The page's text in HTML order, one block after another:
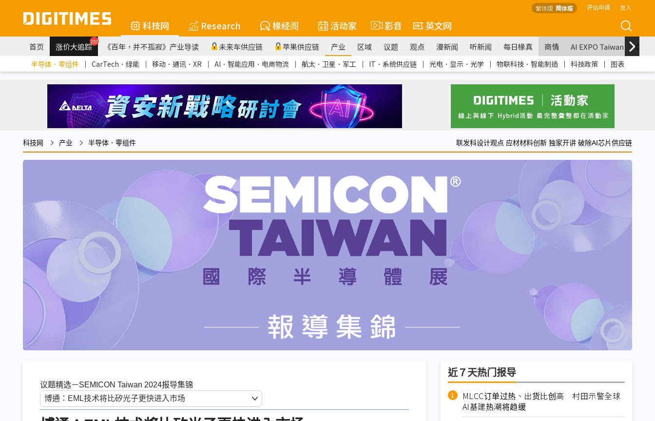
繁体版 简体版 评估申请 登入
科技网 Research 椽经阁 活动家 影音 英文网
首页 涨价大追踪257 《百年，并不孤寂》产业导读 未来车供应链 苹果供应链 产业 区域 议题 观点 漫新闻 听新闻 每日椽真 商情 AI EXPO Taiwan
半导体．零组件 ｜ CarTech．绿能 ｜ 移动．通讯．XR ｜ AI．智能应用．电商物流 ｜ 航太．卫星．军工 ｜ IT．系统供应链 ｜ 光电．显示．光学 ｜ 物联科技．智能制造 ｜ 科技政策 ｜ 图表
科技网 产业 半导体．零组件 联发科设计观点 应材材料创新 独家开讲 破除AI芯片供应链
议题精选－SEMICON Taiwan 2024报导集锦
近７天热门报导
MLCC订单过热、出货比创高 村田示警全球
AI基建热潮将趋缓